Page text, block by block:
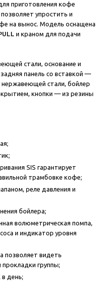
приготовления кофе
позволяет упростить и
на вынос. Модель оснащена
и краном для подачи
стали, основание и
задняя панель со вставкой —
нержавеющей стали, бойлер
кнопки — из резины
SIS гарантирует
трамбовке кофе;
реле давления и
бойлера;
волюметрическая помпа,
и индикатор уровня
позволяет видеть
прокладки группы;
день;